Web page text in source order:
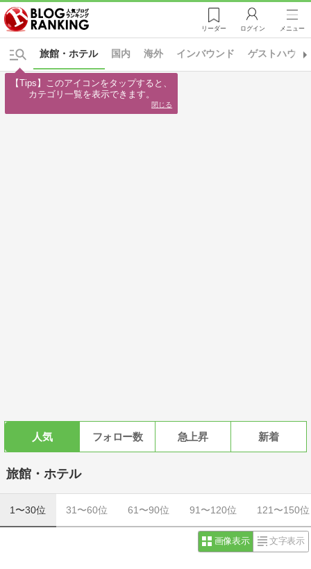
リーダー ログイン メニュー
国内 海外 インバウンド ゲストハウス
旅館・ホテル
人気 フォロー数 急上昇 新着
旅館・ホテル
1〜30位 31〜60位 61〜90位 91〜120位 121〜150位
画像表示 文字表示
【Tips】このアイコンをタップすると、
カテゴリ一覧を表示できます。
閉じる